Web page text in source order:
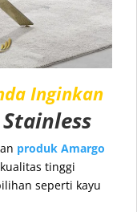
Inginkan
produk Amargo
tinggi
seperti kayu